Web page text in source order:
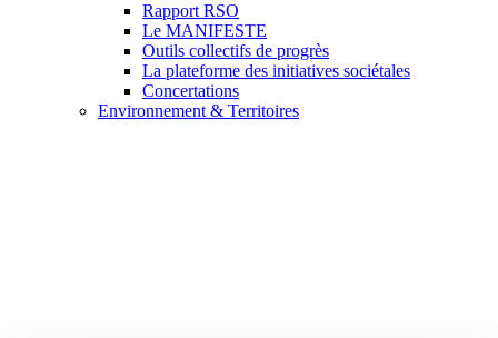
Rapport RSO
Le MANIFESTE
Outils collectifs de progrès
La plateforme des initiatives sociétales
Concertations
Environnement & Territoires